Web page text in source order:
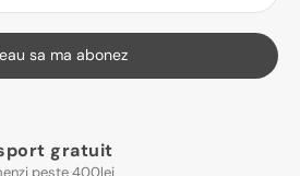
sa ma abonez
gratuit
peste 400lei